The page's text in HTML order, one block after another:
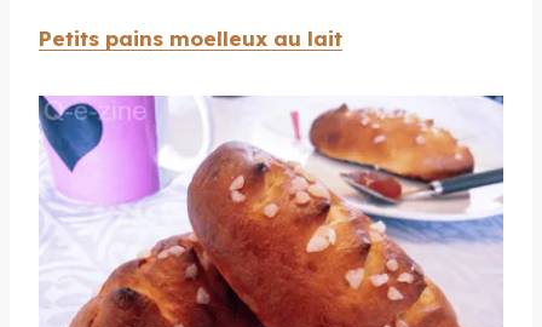
Petits pains moelleux au lait